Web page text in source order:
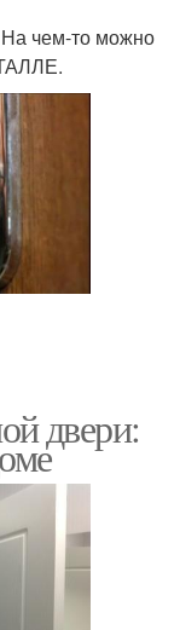
На чем-то можно
двери: